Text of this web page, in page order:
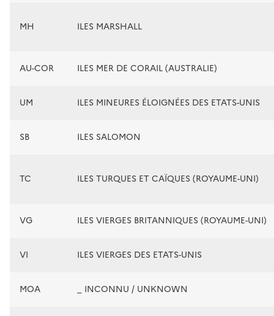
MH ILES MARSHALL
AU-COR ILES MER DE CORAIL (AUSTRALIE)
UM ILES MINEURES ÉLOIGNÉES DES ETATS-UNIS
SB ILES SALOMON
TC ILES TURQUES ET CAÏQUES (ROYAUME-UNI)
VG ILES VIERGES BRITANNIQUES (ROYAUME-UNI)
VI ILES VIERGES DES ETATS-UNIS
MOA _ INCONNU / UNKNOWN